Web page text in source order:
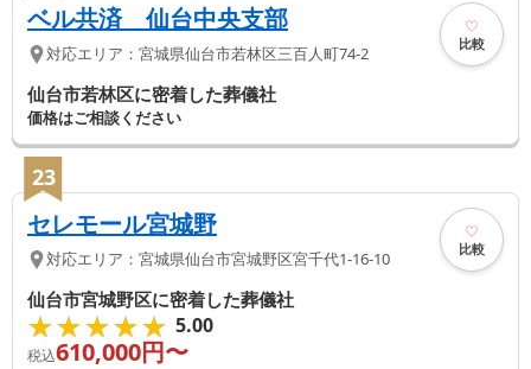
ベル共済 仙台中央支部
対応エリア： 宮城県仙台市若林区三百人町74-2 比較
仙台市若林区に密着した葬儀社
価格はご相談ください
23
セレモール宮城野
対応エリア： 宮城県仙台市宮城野区宮千代1-16-10 比較
仙台市宮城野区に密着した葬儀社
★★★★★
★★★★★ 5.00
税込610,000円〜